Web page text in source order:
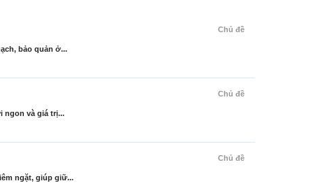
Chủ đề
bảo quản ở...
Chủ đề
ngon và giá trị...
Chủ đề
ngặt, giúp giữ...